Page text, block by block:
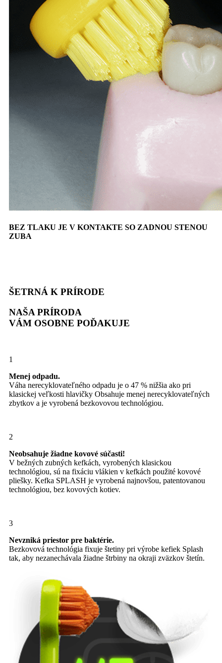
BEZ TLAKU JE V KONTAKTE SO ZADNOU STENOU
ZUBA
ŠETRNÁ K PRÍRODE
NAŠA PRÍRODA
VÁM OSOBNE POĎAKUJE
1
Menej odpadu.
Váha nerecyklovateľného odpadu je o 47 % nižšia ako pri
klasickej veľkosti hlavičky Obsahuje menej nerecyklovateľných
zbytkov a je vyrobená bezkovovou technológiou.
2
Neobsahuje žiadne kovové súčasti!
V bežných zubných kefkách, vyrobených klasickou
technológiou, sú na fixáciu vlákien v kefkách použité kovové
pliešky. Kefka SPLASH je vyrobená najnovšou, patentovanou
technológiou, bez kovových kotiev.
3
Nevzniká priestor pre baktérie.
Bezkovová technológia fixuje štetiny pri výrobe kefiek Splash
tak, aby nezanechávala žiadne štrbiny na okraji zväzkov štetín.